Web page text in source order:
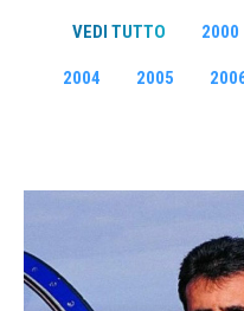
VEDI TUTTO 2000
2004 2005